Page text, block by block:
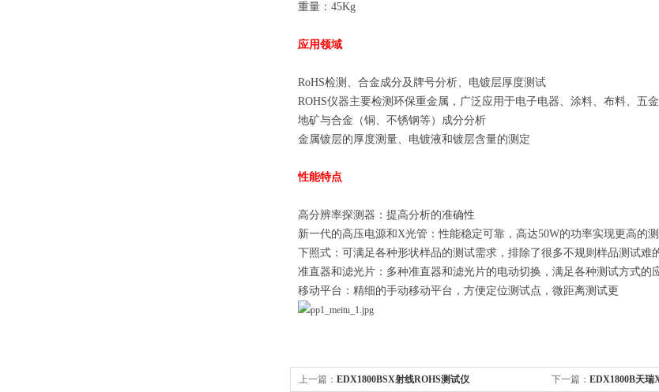
重量：45Kg
应用领域
RoHS检测、合金成分及牌号分析、电镀层厚度测试
ROHS仪器主要检测环保重金属，广泛应用于电子电器、涂料、布料、五
地矿与合金（铜、不锈钢等）成分分析
金属镀层的厚度测量、电镀液和镀层含量的测定
性能特点
高分辨率探测器：提高分析的准确性
新一代的高压电源和X光管：性能稳定可靠，高达50W的功率实现更高的
下照式：可满足各种形状样品的测试需求，排除了很多不规则样品测试难
准直器和滤光片：多种准直器和滤光片的电动切换，满足各种测试方式的
移动平台：精细的手动移动平台，方便定位测试点，微距离测试更
上一篇： EDX1800BSX射线ROHS测试仪 下一篇： EDX1800B天瑞